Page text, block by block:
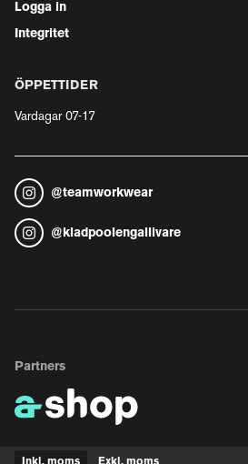
Logga in
Integritet
ÖPPETTIDER
Vardagar 07-17
@teamworkwear
@ kladpoolengallivare
Partners
Inkl. moms Exkl. moms